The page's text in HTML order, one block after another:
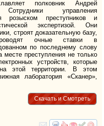
полковник Андрей
управления
розыском преступников и
экспертизой. Они
строят доказательную базу,
очные ставки в
по последнему слову
месте преступления не только
устройств, которые
этой территории. В этом
лаборатория «Сканер»,
Скачать и Смотреть